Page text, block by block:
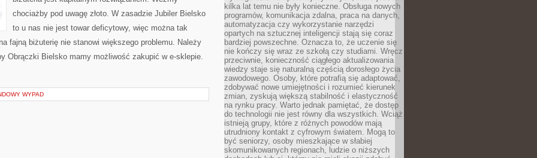
chociażby pod uwagę złoto. W zasadzie Jubiler Bielsko
to u nas nie jest towar deficytowy, więc można tak
fajną biżuterię nie stanowi większego problemu. Należy
Obrączki Bielsko mamy możliwość zakupić w e-sklepie.
WYPAD
kilka lat temu nie były konieczne. Obsługa nowych
programów, komunikacja zdalna, praca na danych,
automatyzacja czy wykorzystanie narzędzi
opartych na sztucznej inteligencji stają się coraz
bardziej powszechne. Oznacza to, że uczenie się
nie kończy się wraz ze szkołą czy studiami. Wręcz
przeciwnie, konieczność ciągłego aktualizowania
wiedzy staje się naturalną częścią dorosłego życia
zawodowego. Osoby, które potrafią się adaptować,
zdobywać nowe umiejętności i rozumieć kierunek
zmian, zyskują większą stabilność i elastyczność
na rynku pracy. Warto jednak pamiętać, że dostęp
do technologii nie jest równy dla wszystkich. Wciąż
istnieją grupy, które z różnych powodów mają
utrudniony kontakt z cyfrowym światem. Mogą to
być seniorzy, osoby mieszkające w słabiej
skomunikowanych regionach, ludzie o niższych